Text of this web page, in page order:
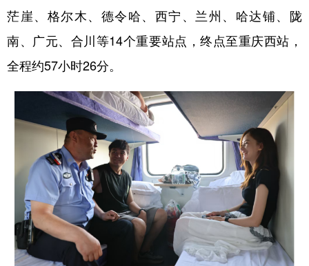
茫崖、格尔木、德令哈、西宁、兰州、哈达铺、陇
南、广元、合川等14个重要站点，终点至重庆西站，
全程约57小时26分。